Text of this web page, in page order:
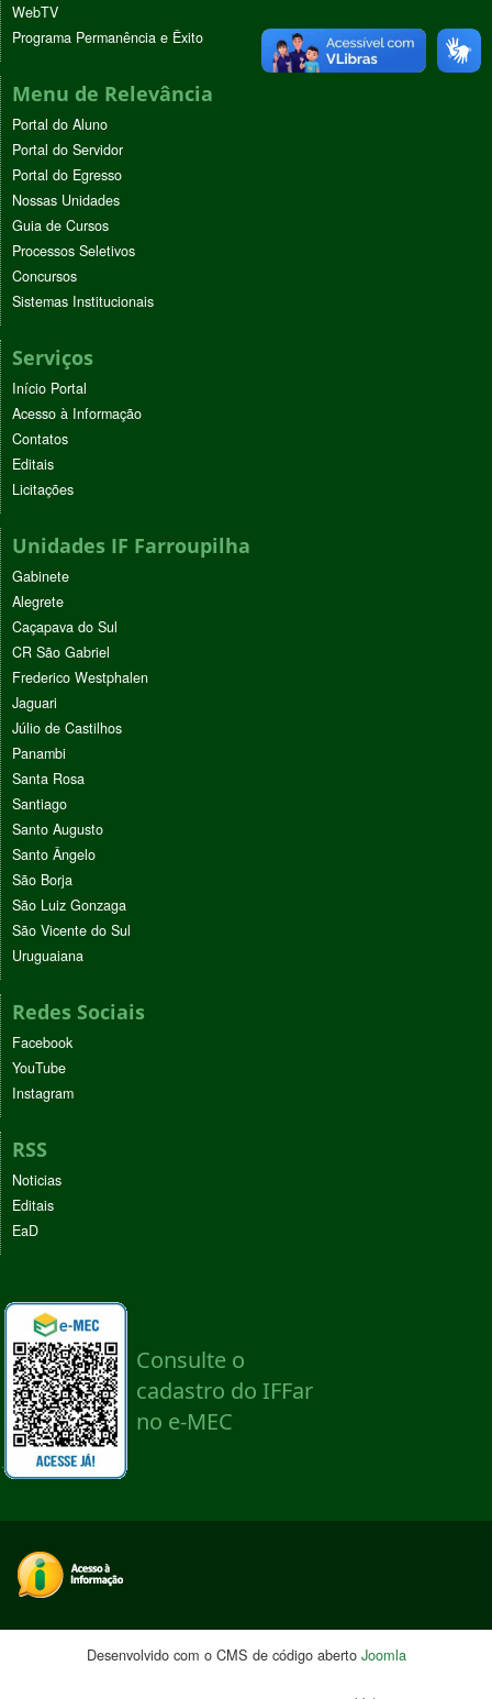
WebTV
Programa Permanência e Êxito
Menu de Relevância
Portal do Aluno
Portal do Servidor
Portal do Egresso
Nossas Unidades
Guia de Cursos
Processos Seletivos
Concursos
Sistemas Institucionais
Serviços
Início Portal
Acesso à Informação
Contatos
Editais
Licitações
Unidades IF Farroupilha
Gabinete
Alegrete
Caçapava do Sul
CR São Gabriel
Frederico Westphalen
Jaguari
Júlio de Castilhos
Panambi
Santa Rosa
Santiago
Santo Augusto
Santo Ângelo
São Borja
São Luiz Gonzaga
São Vicente do Sul
Uruguaiana
Redes Sociais
Facebook
YouTube
Instagram
RSS
Noticias
Editais
EaD
Desenvolvido com o CMS de código aberto Joomla